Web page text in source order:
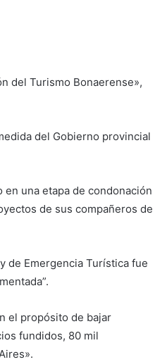
del Turismo Bonaerense»,
del Gobierno provincial
en una etapa de condonación
de sus compañeros de
de Emergencia Turística fue
el propósito de bajar
fundidos, 80 mil